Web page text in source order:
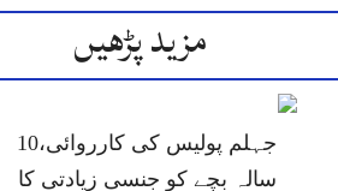
مزید پڑھیں
جہلم پولیس کی کارروائی،10
سالہ بچے کو جنسی زیادتی کا